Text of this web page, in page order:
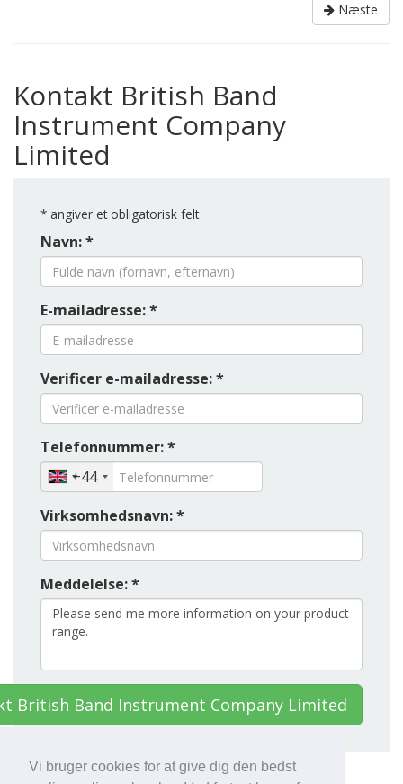
Vi bruger cookies for at give dig den bedst
Næste
Kontakt British Band
Instrument Company
Limited
* angiver et obligatorisk felt
Navn: *
E-mailadresse: *
Verificer e-mailadresse: *
Telefonnummer: *
+44
Virksomhedsnavn: *
Meddelelse: *
British Band Instrument Company Limited